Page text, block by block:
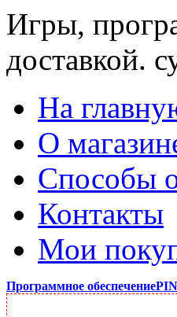
Игры,
доставкой.
На
О
Способы
Контакты
Мои
Программное обеспечение